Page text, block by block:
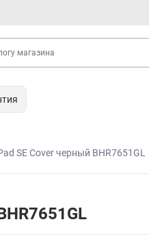
SE Cover черный BHR7651GL